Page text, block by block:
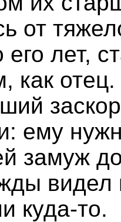
от
лет,
как
ему
замуж
куда-то.